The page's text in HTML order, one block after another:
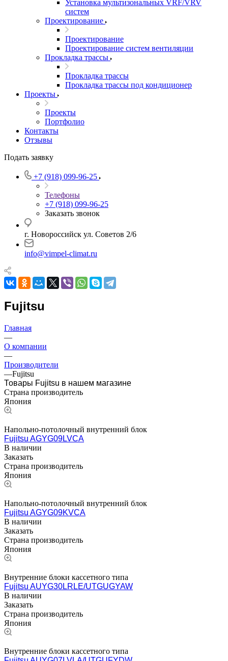
Установка мультизональных VRF/VRV
систем
Проектирование
Проектирование
Проектирование систем вентиляции
Прокладка трассы
Прокладка трассы
Прокладка трассы под кондиционер
Проекты
Проекты
Портфолио
Контакты
Отзывы
Подать заявку
+7 (918) 099-96-25
Телефоны
+7 (918) 099-96-25
Заказать звонок
г. Новороссийск ул. Советов 2/6
info@vimpel-climat.ru
Fujitsu
Главная
—
О компании
—
Производители
—Fujitsu
Товары Fujitsu в нашем магазине
Страна производитель
Япония
Напольно-потолочный внутренний блок
Fujitsu AGYG09LVCA
В наличии
Заказать
Страна производитель
Япония
Напольно-потолочный внутренний блок
Fujitsu AGYG09KVCA
В наличии
Заказать
Страна производитель
Япония
Внутренние блоки кассетного типа
Fujitsu AUYG30LRLE/UTGUGYAW
В наличии
Заказать
Страна производитель
Япония
Внутренние блоки кассетного типа